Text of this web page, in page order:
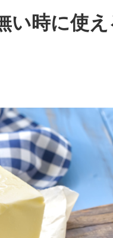
い時に使え